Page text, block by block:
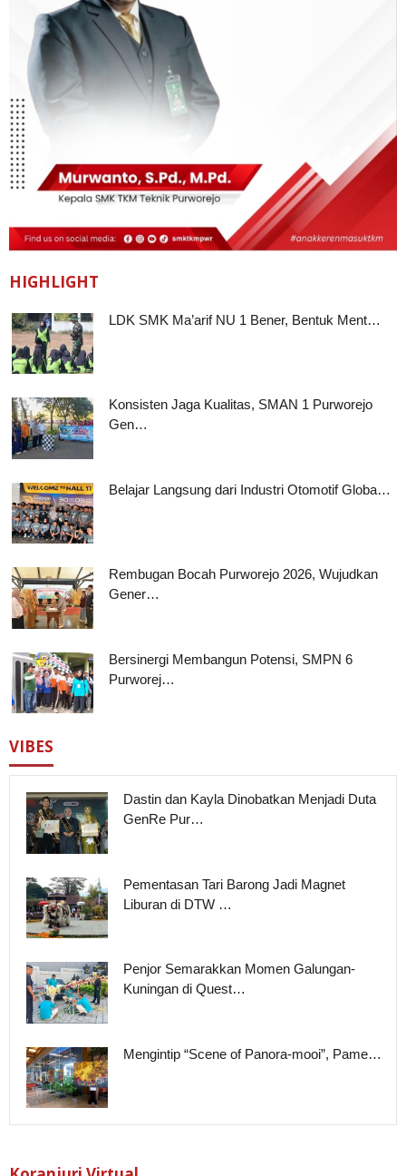
HIGHLIGHT
LDK SMK Ma’arif NU 1 Bener, Bentuk Ment…
Konsisten Jaga Kualitas, SMAN 1 Purworejo
Gen…
Belajar Langsung dari Industri Otomotif Globa…
Rembugan Bocah Purworejo 2026, Wujudkan
Gener…
Bersinergi Membangun Potensi, SMPN 6
Purworej…
VIBES
Dastin dan Kayla Dinobatkan Menjadi Duta
GenRe Pur…
Pementasan Tari Barong Jadi Magnet
Liburan di DTW …
Penjor Semarakkan Momen Galungan-
Kuningan di Quest…
Mengintip “Scene of Panora-mooi”, Pame…